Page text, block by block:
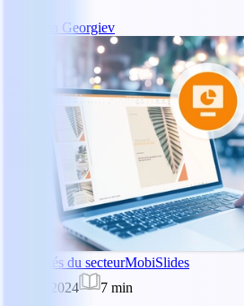
Asen Georgiev
Actualités du secteurMobiSlides
17 juin 2024
7 min